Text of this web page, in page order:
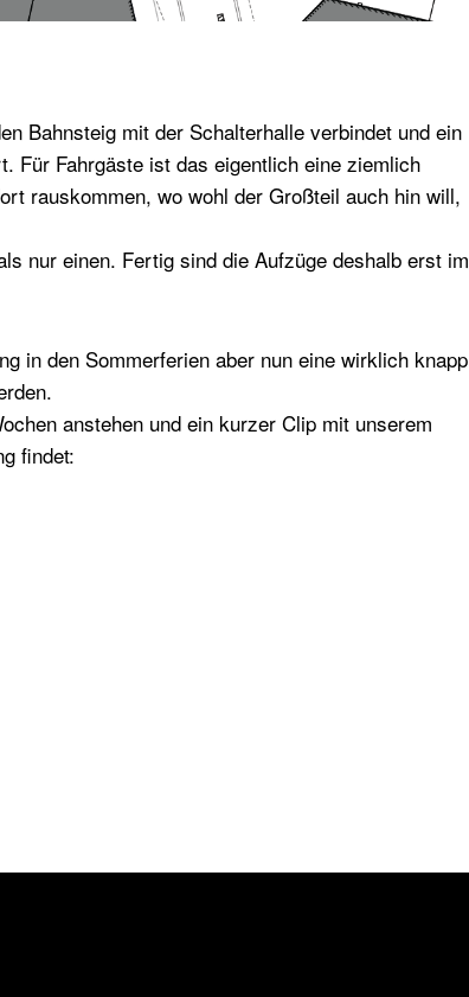
Bahnsteig mit der Schalterhalle verbindet und ein
Für Fahrgäste ist das eigentlich eine ziemlich
rauskommen, wo wohl der Großteil auch hin will,
nur einen. Fertig sind die Aufzüge deshalb erst im
in den Sommerferien aber nun eine wirklich knapp
anstehen und ein kurzer Clip mit unserem
findet: